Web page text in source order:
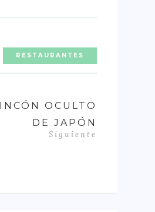
RESTAURANTES
OCULTO
DE JAPÓN
Siguiente